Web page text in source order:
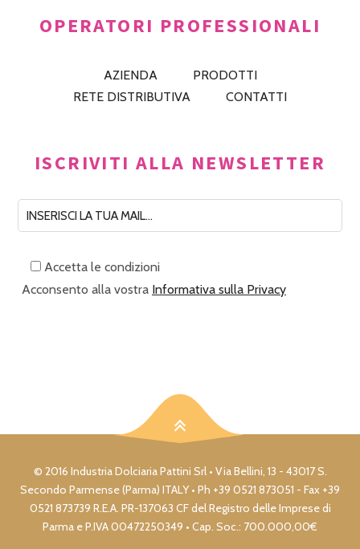
OPERATORI PROFESSIONALI
AZIENDA
PRODOTTI
RETE DISTRIBUTIVA
CONTATTI
ISCRIVITI ALLA NEWSLETTER
Accetta le condizioni
Acconsento alla vostra Informativa sulla Privacy
© 2016 Industria Dolciaria Pattini Srl • Via Bellini, 13 - 43017 S.
Secondo Parmense (Parma) ITALY • Ph +39 0521 873051 - Fax +39
0521 873739 R.E.A. PR-137063 CF del Registro delle Imprese di
Parma e P.IVA 00472250349 • Cap. Soc.: 700.000,00€